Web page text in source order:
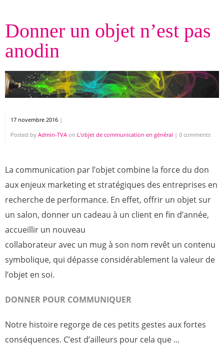
Donner un objet n’est pas
anodin
17 novembre 2016 |
Posted by Admin-TVA on L'objet de communication en général | 0 comments
La communication par l’objet combine la force du don
aux enjeux marketing et stratégiques des entreprises en
recherche de performance. En effet, offrir un objet sur
un salon, donner un cadeau à un client en fin d’année,
accueillir un nouveau
collaborateur avec un mug à son nom revêt un contenu
symbolique, qui dépasse considérablement la valeur de
l’objet en soi.
DONNER POUR COMMUNIQUER
Notre histoire regorge de ces petits gestes aux fortes
conséquences. C’est d’ailleurs pour cela que ...